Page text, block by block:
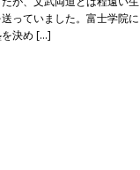
っていました。富士学院に
を決め […]